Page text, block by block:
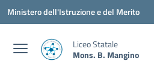
Vai ai contenuti
Vai al menu di navigazione
Vai al footer
Ministero dell'Istruzione e del Merito
Liceo Statale
Mons. B. Mangino